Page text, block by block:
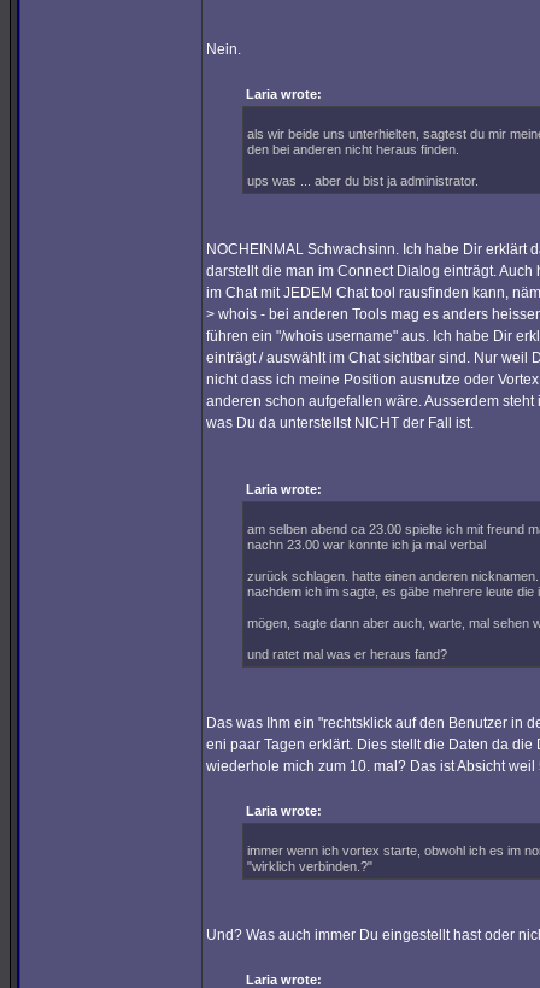
Nein.
Laria wrote:
als wir beide uns unterhielten, sagtest du mir
den bei anderen nicht heraus finden.
ups was ... aber du bist ja administrator.
NOCHEINMAL Schwachsinn. Ich habe Dir erklärt
darstellt die man im Connect Dialog einträgt.
im Chat mit JEDEM Chat tool rausfinden kann,
> whois - bei anderen Tools mag es anders
führen ein "/whois username" aus. Ich habe Dir
einträgt / auswählt im Chat sichtbar sind. Nur weil
nicht dass ich meine Position ausnutze oder
anderen schon aufgefallen wäre. Ausserdem
was Du da unterstellst NICHT der Fall ist.
Laria wrote:
am selben abend ca 23.00 spielte ich mit freund
nachn 23.00 war konnte ich ja mal verbal
zurück schlagen. hatte einen anderen
nachdem ich im sagte, es gäbe mehrere leute die
mögen, sagte dann aber auch, warte, mal sehen
und ratet mal was er heraus fand?
Das was Ihm ein "rechtsklick auf den Benutzer in
eni paar Tagen erklärt. Dies stellt die Daten da
wiederhole mich zum 10. mal? Das ist Absicht
Laria wrote:
immer wenn ich vortex starte, obwohl ich es im
"wirklich verbinden.?"
Und? Was auch immer Du eingestellt hast oder
Laria wrote: